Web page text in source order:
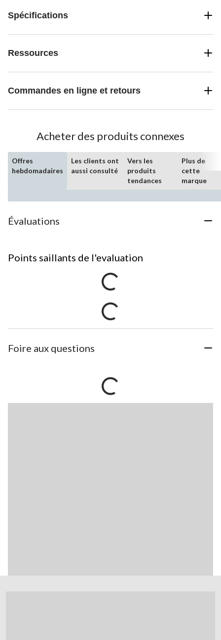
Spécifications
Ressources
Commandes en ligne et retours
Acheter des produits connexes
Offres
hebdomadaires
Les clients ont
aussi consulté
Vers les
produits
tendances
Plus de
cette
marque
Évaluations
Points saillants de l'evaluation
Foire aux questions